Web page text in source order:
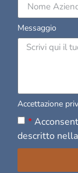
Messaggio
Accettazione
*
descritto